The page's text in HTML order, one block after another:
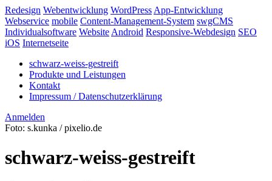
Redesign Webentwicklung WordPress App-Entwicklung
Webservice mobile Content-Management-System swgCMS
Individualsoftware Website Android Responsive-Webdesign SEO
iOS Internetseite
schwarz-weiss-gestreift
Produkte und Leistungen
Kontakt
Impressum / Datenschutzerklärung
Anmelden
Foto: s.kunka / pixelio.de
schwarz-weiss-gestreift